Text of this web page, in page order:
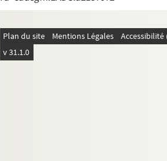
Plan du site Mentions Légales
v 31.1.0